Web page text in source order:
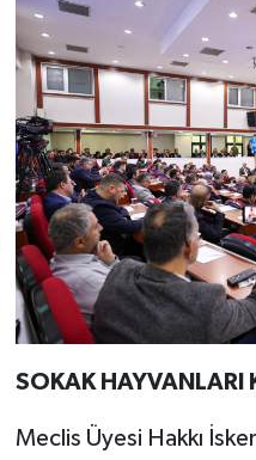
SOKAK HAYVANLARI
Meclis Üyesi Hakkı